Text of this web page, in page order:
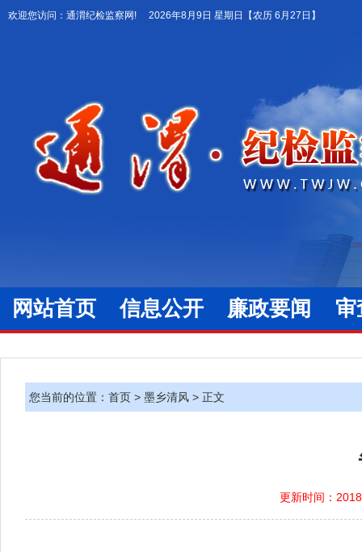
欢迎您访问：通渭纪检监察网! 2026年8月9日 星期日 【农历 6月27日】
网站首页 信息公开 廉政要闻 审
您当前的位置： 首页 > 墨乡清风 > 正文
更新时间：